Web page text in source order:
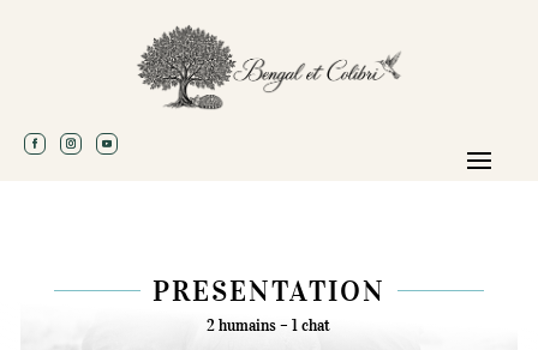
PRESENTATION
2 humains – 1 chat